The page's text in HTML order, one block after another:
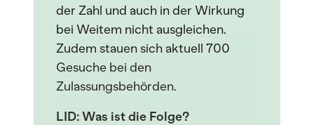
der Zahl und auch in der Wirkung
bei Weitem nicht ausgleichen.
Zudem stauen sich aktuell 700
Gesuche bei den
Zulassungsbehörden.
LID: Was ist die Folge?